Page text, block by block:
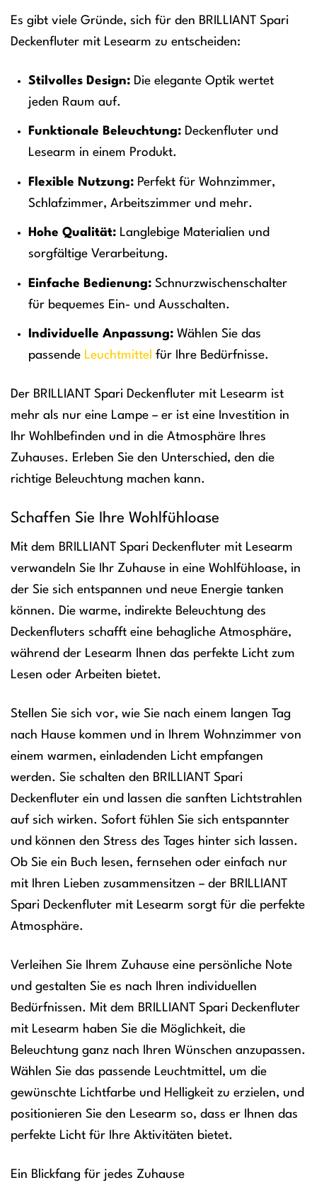
Es gibt viele Gründe, sich für den BRILLIANT Spari
Deckenfluter mit Lesearm zu entscheiden:
Stilvolles Design:Die elegante Optik wertet
jeden Raum auf.
Funktionale Beleuchtung:Deckenfluter und
Lesearm in einem Produkt.
Flexible Nutzung:Perfekt für Wohnzimmer,
Schlafzimmer, Arbeitszimmer und mehr.
Hohe Qualität:Langlebige Materialien und
sorgfältige Verarbeitung.
Einfache Bedienung:Schnurzwischenschalter
für bequemes Ein- und Ausschalten.
Individuelle Anpassung:Wählen Sie das
passende Leuchtmittel für Ihre Bedürfnisse.
Der BRILLIANT Spari Deckenfluter mit Lesearm ist
mehr als nur eine Lampe – er ist eine Investition in
Ihr Wohlbefinden und in die Atmosphäre Ihres
Zuhauses. Erleben Sie den Unterschied, den die
richtige Beleuchtung machen kann.
Schaffen Sie Ihre Wohlfühloase
Mit dem BRILLIANT Spari Deckenfluter mit Lesearm
verwandeln Sie Ihr Zuhause in eine Wohlfühloase, in
der Sie sich entspannen und neue Energie tanken
können. Die warme, indirekte Beleuchtung des
Deckenfluters schafft eine behagliche Atmosphäre,
während der Lesearm Ihnen das perfekte Licht zum
Lesen oder Arbeiten bietet.
Stellen Sie sich vor, wie Sie nach einem langen Tag
nach Hause kommen und in Ihrem Wohnzimmer von
einem warmen, einladenden Licht empfangen
werden. Sie schalten den BRILLIANT Spari
Deckenfluter ein und lassen die sanften Lichtstrahlen
auf sich wirken. Sofort fühlen Sie sich entspannter
und können den Stress des Tages hinter sich lassen.
Ob Sie ein Buch lesen, fernsehen oder einfach nur
mit Ihren Lieben zusammensitzen – der BRILLIANT
Spari Deckenfluter mit Lesearm sorgt für die perfekte
Atmosphäre.
Verleihen Sie Ihrem Zuhause eine persönliche Note
und gestalten Sie es nach Ihren individuellen
Bedürfnissen. Mit dem BRILLIANT Spari Deckenfluter
mit Lesearm haben Sie die Möglichkeit, die
Beleuchtung ganz nach Ihren Wünschen anzupassen.
Wählen Sie das passende Leuchtmittel, um die
gewünschte Lichtfarbe und Helligkeit zu erzielen, und
positionieren Sie den Lesearm so, dass er Ihnen das
perfekte Licht für Ihre Aktivitäten bietet.
Ein Blickfang für jedes Zuhause